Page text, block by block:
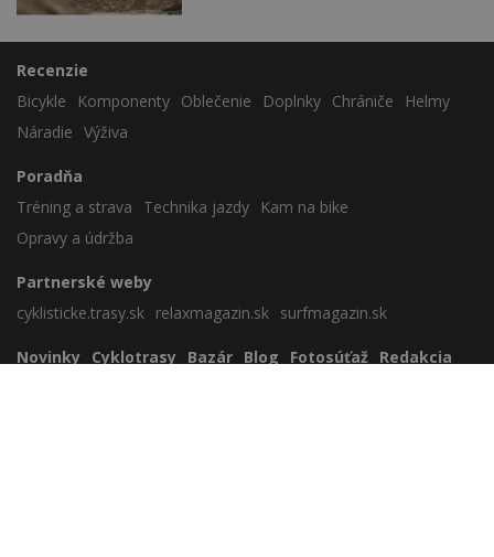
Recenzie
Bicykle
Komponenty Oblečenie Doplnky Chrániče
Helmy
Náradie Výživa
Poradňa
Tréning a strava
Technika jazdy
Kam na bike
Opravy a údržba
Partnerské weby
cyklisticke.trasy.sk relaxmagazin.sk surfmagazin.sk
Novinky Cyklotrasy Bazár Blog Fotosúťaž Redakcia